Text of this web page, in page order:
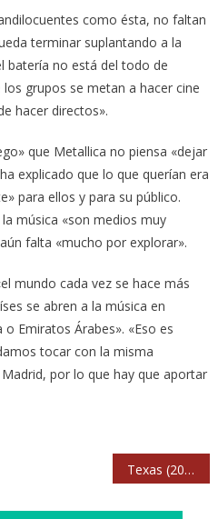
como ésta, no faltan
terminar suplantando a la
batería no está del todo de
grupos se metan a hacer cine
hacer directos».
que Metallica no piensa «dejar
explicado que lo que querían era
para ellos y para su público.
música «son medios muy
falta «mucho por explorar».
mundo cada vez se hace más
se abren a la música en
Emiratos Árabes». «Eso es
tocar con la misma
por lo que hay que aportar
Texas (2013) La Riviera. Madrid